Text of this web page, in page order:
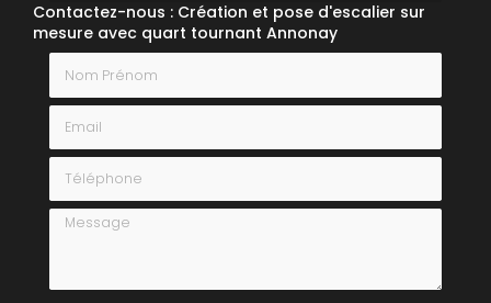
Contactez-nous : Création et pose d'escalier sur
mesure avec quart tournant Annonay
Nom Prénom
Email
Téléphone
Message